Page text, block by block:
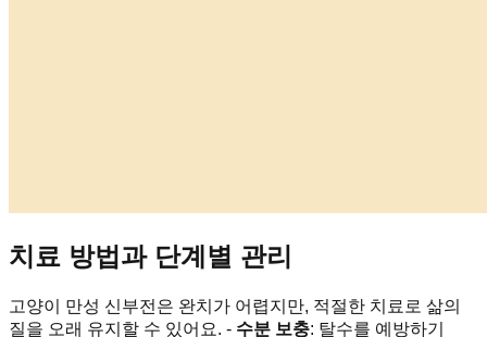
치료 방법과 단계별 관리
고양이 만성 신부전은 완치가 어렵지만, 적절한 치료로 삶의
질을 오래 유지할 수 있어요. - 수분 보충: 탈수를 예방하기